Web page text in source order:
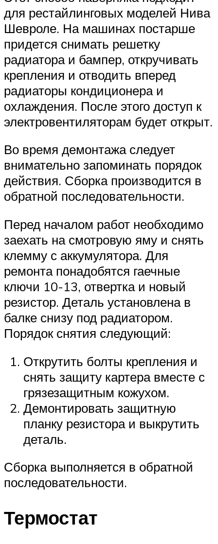
для рестайлинговых моделей Нива
Шевроле. На машинах постарше
придется снимать решетку
радиатора и бампер, откручивать
крепления и отводить вперед
радиаторы кондиционера и
охлаждения. После этого доступ к
электровентиляторам будет открыт.
Во время демонтажа следует
внимательно запоминать порядок
действия. Сборка производится в
обратной последовательности.
Перед началом работ необходимо
заехать на смотровую яму и снять
клемму с аккумулятора. Для
ремонта понадобятся гаечные
ключи 10-13, отвертка и новый
резистор. Деталь установлена в
балке снизу под радиатором.
Порядок снятия следующий:
Открутить болты крепления и
снять защиту картера вместе с
грязезащитным кожухом.
Демонтировать защитную
планку резистора и выкрутить
деталь.
Сборка выполняется в обратной
последовательности.
Термостат